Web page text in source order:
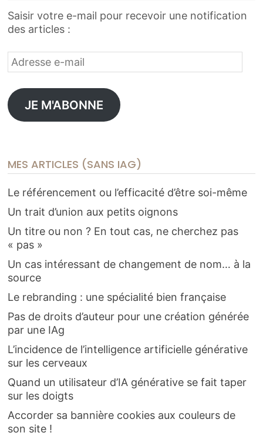
Saisir votre e-mail pour recevoir une notification
des articles :
Adresse
e-
mail
JE M'ABONNE
MES ARTICLES (SANS IAG)
Le référencement ou l’efficacité d’être soi-même
Un trait d’union aux petits oignons
Un titre ou non ? En tout cas, ne cherchez pas
« pas »
Un cas intéressant de changement de nom… à la
source
Le rebranding : une spécialité bien française
Pas de droits d’auteur pour une création générée
par une IAg
L’incidence de l’intelligence artificielle générative
sur les cerveaux
Quand un utilisateur d’IA générative se fait taper
sur les doigts
Accorder sa bannière cookies aux couleurs de
son site !